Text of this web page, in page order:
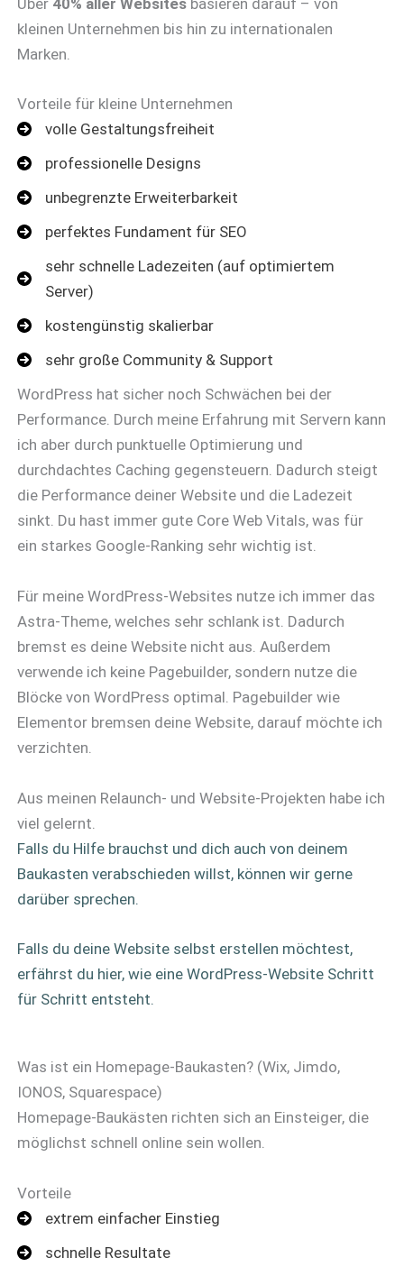
kleinen Unternehmen bis hin zu internationalen
Marken.
Vorteile für kleine Unternehmen
volle Gestaltungsfreiheit
professionelle Designs
unbegrenzte Erweiterbarkeit
perfektes Fundament für SEO
sehr schnelle Ladezeiten (auf optimiertem
Server)
kostengünstig skalierbar
sehr große Community & Support
WordPress hat sicher noch Schwächen bei der
Performance. Durch meine Erfahrung mit Servern kann
ich aber durch punktuelle Optimierung und
durchdachtes Caching gegensteuern. Dadurch steigt
die Performance deiner Website und die Ladezeit
sinkt. Du hast immer gute Core Web Vitals, was für
ein starkes Google-Ranking sehr wichtig ist.
Für meine WordPress-Websites nutze ich immer das
Astra-Theme, welches sehr schlank ist. Dadurch
bremst es deine Website nicht aus. Außerdem
verwende ich keine Pagebuilder, sondern nutze die
Blöcke von WordPress optimal. Pagebuilder wie
Elementor bremsen deine Website, darauf möchte ich
verzichten.
Aus meinen Relaunch- und Website-Projekten habe ich
viel gelernt.
Falls du Hilfe brauchst und dich auch von deinem
Baukasten verabschieden willst, können wir gerne
darüber sprechen.
Falls du deine Website selbst erstellen möchtest,
erfährst du hier, wie eine WordPress-Website Schritt
für Schritt entsteht.
Was ist ein Homepage-Baukasten? (Wix, Jimdo,
IONOS, Squarespace)
Homepage-Baukästen richten sich an Einsteiger, die
möglichst schnell online sein wollen.
Vorteile
extrem einfacher Einstieg
schnelle Resultate